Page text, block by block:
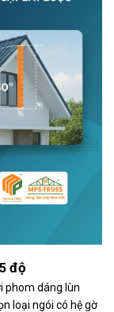
độ
phom dáng lùn
loại ngói có hệ gờ